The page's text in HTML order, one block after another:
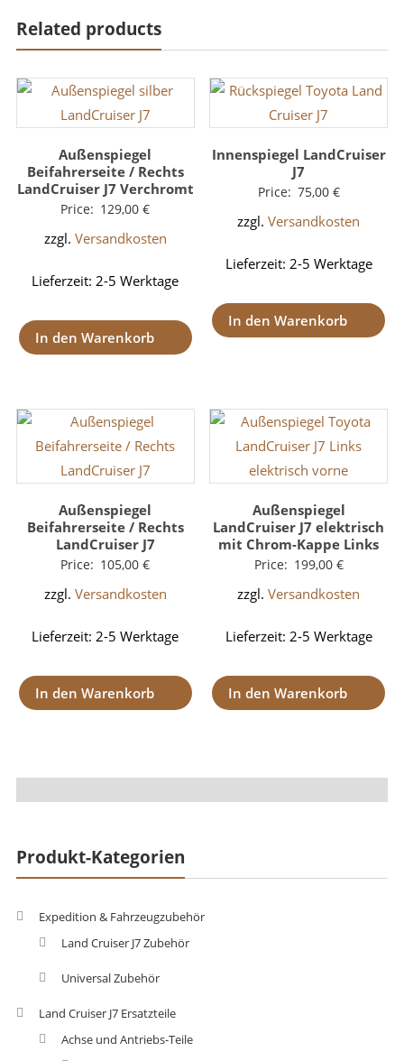
Related products
Außenspiegel
Beifahrerseite / Rechts
LandCruiser J7 Verchromt
Price: 129,00€
zzgl. Versandkosten
Lieferzeit:2-5 Werktage
In den Warenkorb
Innenspiegel LandCruiser
J7
Price: 75,00 €
zzgl.Versandkosten
Lieferzeit: 2-5 Werktage
In den Warenkorb
Außenspiegel
Beifahrerseite / Rechts
LandCruiser J7
Price: 105,00€
zzgl. Versandkosten
Lieferzeit:2-5 Werktage
In den Warenkorb
Außenspiegel
LandCruiser J7 elektrisch
mit Chrom-Kappe Links
Price: 199,00 €
zzgl.Versandkosten
Lieferzeit: 2-5 Werktage
In den Warenkorb
Produkt-Kategorien
Expedition & Fahrzeugzubehör
Land Cruiser J7 Zubehör
Universal Zubehör
Land Cruiser J7 Ersatzteile
Achse und Antriebs-Teile